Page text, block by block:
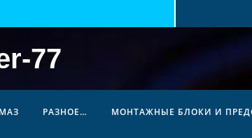
77
РАЗНОЕ… МОНТАЖНЫЕ БЛОКИ И